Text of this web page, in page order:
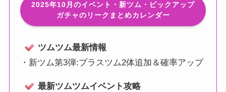
2025年10月のイベント・新ツム・ピックアップ
ガチャのリークまとめカレンダー
ツムツム最新情報
・ 新ツム第3弾:プラスツム2体追加＆確率アップ
最新ツムツムイベント攻略